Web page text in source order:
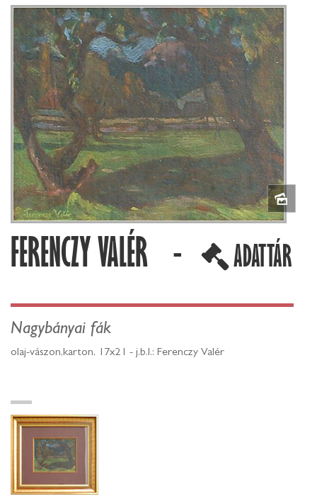
FERENCZY VALÉR - ADATTÁR
Nagybányai fák
olaj-vászon,karton, 17x21 - j.b.l.: Ferenczy Valér